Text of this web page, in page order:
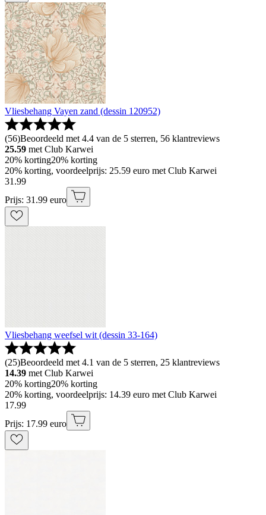
Vliesbehang Vayen zand (dessin 120952)
(56)Beoordeeld met 4.4 van de 5 sterren, 56 klantreviews
25.59 met Club Karwei
20% korting20% korting
20% korting, voordeelprijs: 25.59 euro met Club Karwei
31.99
Prijs: 31.99 euro
Vliesbehang weefsel wit (dessin 33-164)
(25)Beoordeeld met 4.1 van de 5 sterren, 25 klantreviews
14.39 met Club Karwei
20% korting20% korting
20% korting, voordeelprijs: 14.39 euro met Club Karwei
17.99
Prijs: 17.99 euro